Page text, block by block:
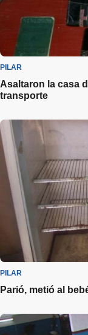
PILAR
Asaltaron la casa
transporte
PILAR
Parió, metió al